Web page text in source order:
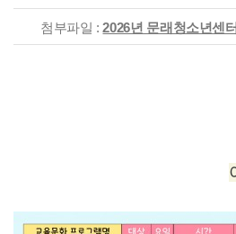
첨부파일 :2026년 문래청소년센